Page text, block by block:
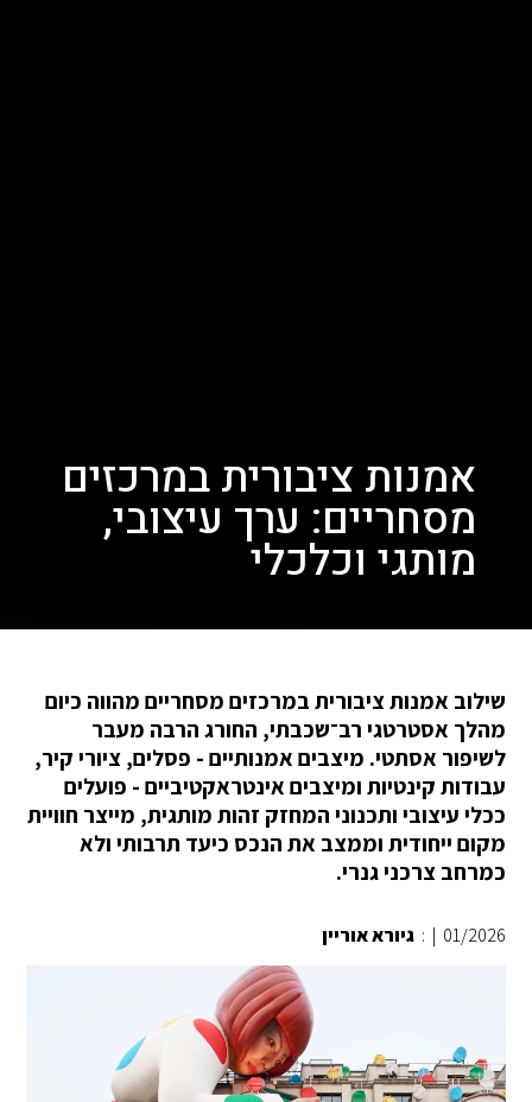
אמנות ציבורית במרכזים
מסחריים: ערך עיצובי,
מותגי וכלכלי
שילוב אמנות ציבורית במרכזים מסחריים מהווה כיום
מהלך אסטרטגי רב־שכבתי, החורג הרבה מעבר
לשיפור אסתטי. מיצבים אמנותיים - פסלים, ציורי קיר,
עבודות קינטיות ומיצבים אינטראקטיביים - פועלים
ככלי עיצובי ותכנוני המחזק זהות מותגית, מייצר חוויית
מקום ייחודית וממצב את הנכס כיעד תרבותי ולא
כמרחב צרכני גנרי.
01/2026
|
:גיורא אוריין